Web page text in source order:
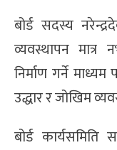
बोर्ड सदस्य
व्यवस्थापन मात्र
निर्माण गर्ने
उद्धार र जोखिम
बोर्ड कार्यसमिति